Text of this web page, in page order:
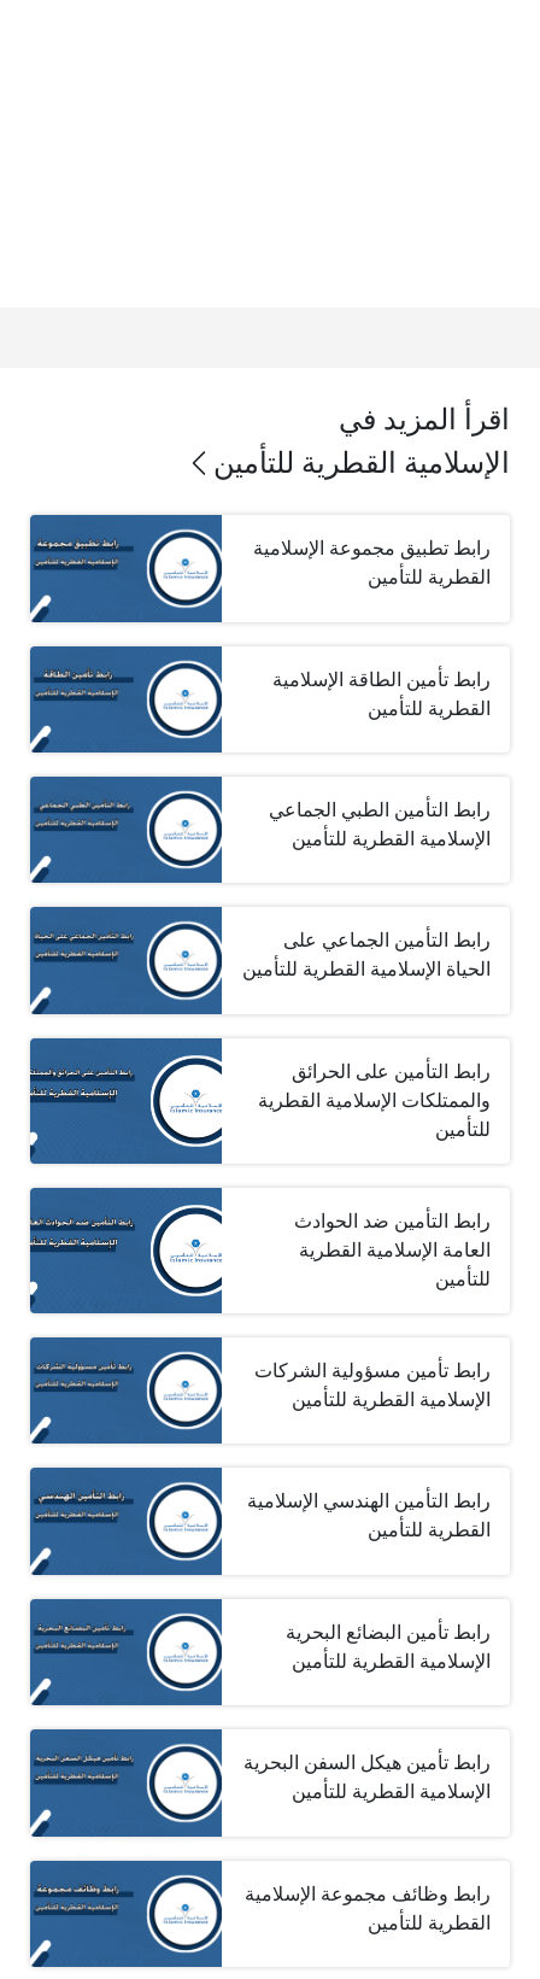
اقرأ المزيد في
الإسلامية القطرية للتأمين
رابط تطبيق مجموعة الإسلامية
القطرية للتأمين
رابط تأمين الطاقة الإسلامية
القطرية للتأمين
رابط التأمين الطبي الجماعي
الإسلامية القطرية للتأمين
رابط التأمين الجماعي على
الحياة الإسلامية القطرية للتأمين
رابط التأمين على الحرائق
والممتلكات الإسلامية القطرية
للتأمين
رابط التأمين ضد الحوادث
العامة الإسلامية القطرية
للتأمين
رابط تأمين مسؤولية الشركات
الإسلامية القطرية للتأمين
رابط التأمين الهندسي الإسلامية
القطرية للتأمين
رابط تأمين البضائع البحرية
الإسلامية القطرية للتأمين
رابط تأمين هيكل السفن البحرية
الإسلامية القطرية للتأمين
رابط وظائف مجموعة الإسلامية
القطرية للتأمين